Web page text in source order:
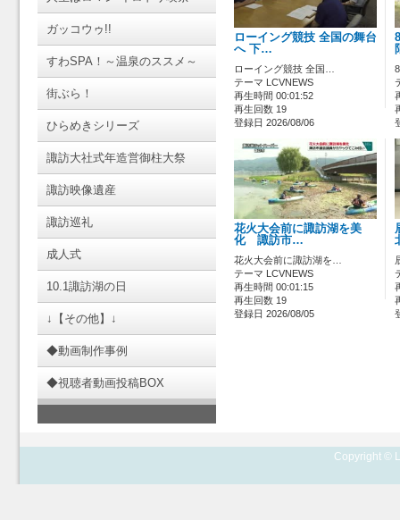
ガッコウゥ!!
すわSPA！～温泉のススメ～
街ぶら！
ひらめきシリーズ
諏訪大社式年造営御柱大祭
諏訪映像遺産
諏訪巡礼
成人式
10.1諏訪湖の日
↓【その他】↓
◆動画制作事例
◆視聴者動画投稿BOX
ローイング競技 全国の舞台
へ 下…
ローイング競技 全国…
テーマ LCVNEWS
再生時間 00:01:52
再生回数 19
登録日 2026/08/06
花火大会前に諏訪湖を美
化 諏訪市…
花火大会前に諏訪湖を…
テーマ LCVNEWS
再生時間 00:01:15
再生回数 19
登録日 2026/08/05
Copyright ©